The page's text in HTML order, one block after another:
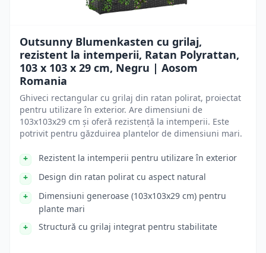
Outsunny Blumenkasten cu grilaj,
rezistent la intemperii, Ratan Polyrattan,
103 x 103 x 29 cm, Negru | Aosom
Romania
Ghiveci rectangular cu grilaj din ratan polirat, proiectat
pentru utilizare în exterior. Are dimensiuni de
103x103x29 cm și oferă rezistență la intemperii. Este
potrivit pentru găzduirea plantelor de dimensiuni mari.
Rezistent la intemperii pentru utilizare în exterior
Design din ratan polirat cu aspect natural
Dimensiuni generoase (103x103x29 cm) pentru
plante mari
Structură cu grilaj integrat pentru stabilitate